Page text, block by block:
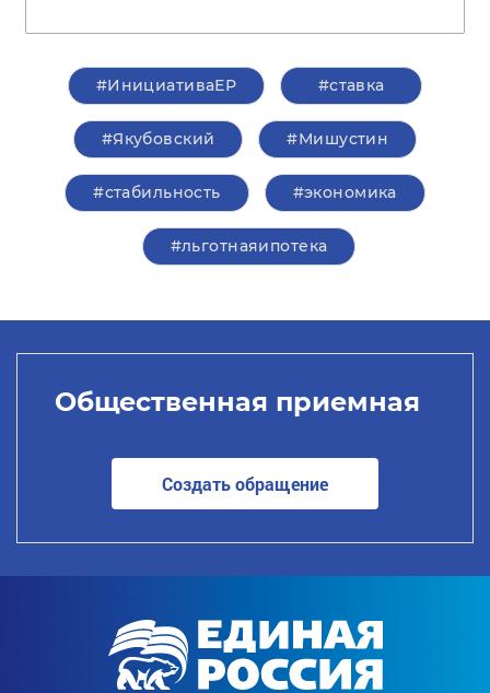
#ИнициативаЕР #ставка
#Якубовский #Мишустин
#стабильность #экономика
#льготнаяипотека
Общественная приемная
Создать обращение